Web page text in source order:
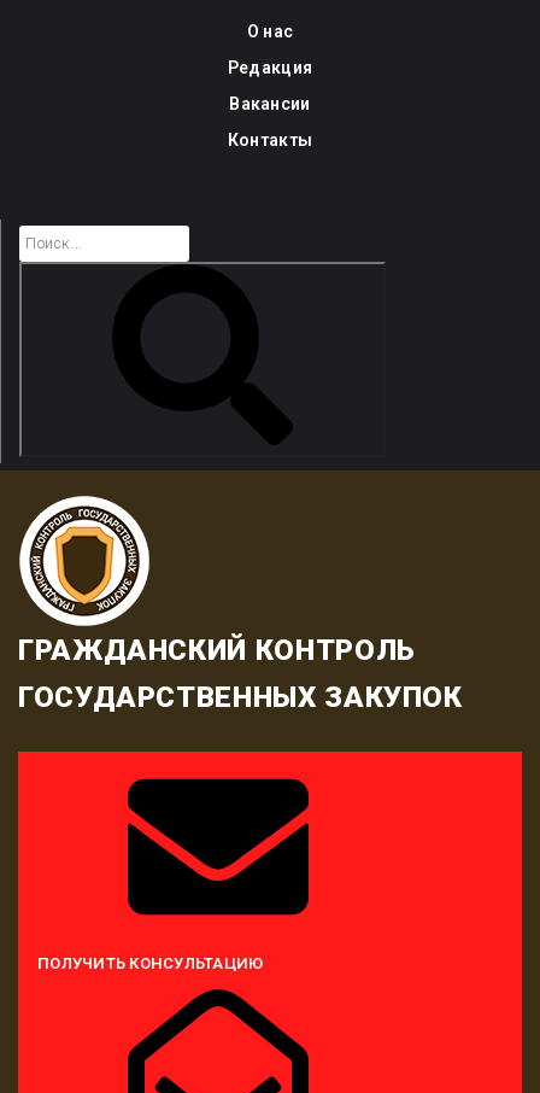
О нас
Редакция
Вакансии
Контакты
ГРАЖДАНСКИЙ КОНТРОЛЬ
ГОСУДАРСТВЕННЫХ ЗАКУПОК
ПОЛУЧИТЬ КОНСУЛЬТАЦИЮ